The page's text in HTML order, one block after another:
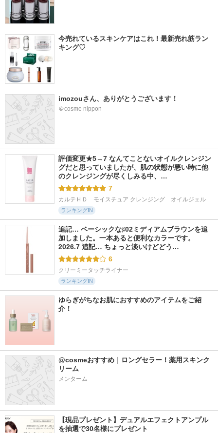
今売れているスキンケアはこれ！最新売れ筋ラン
キング♡
imozouさん、ありがとうございます！
＠cosme nippon
評価変更★5→7 なんてことないオイルクレンジン
グだと思っていましたが、肌の状態が悪い時に他
のクレンジングが尽くしみる中、…
7
カルテＨＤ　モイスチュア クレンジング　オイルジェル
ランキングIN
追記… ベーシックな♯02ミディアムブラウンを追
加しました。一本あると便利なカラーです。
2026.7 追記… ちょっと淡いけどどう…
6
クリーミータッチライナー
ランキングIN
ゆらぎがちなお肌におすすめのアイテムをご紹
介！
@cosmeおすすめ｜ロングセラー！薬用スキンク
リーム
メンターム
【現品プレゼント】デュアルエフェクトアンプル
を抽選で30名様にプレゼント